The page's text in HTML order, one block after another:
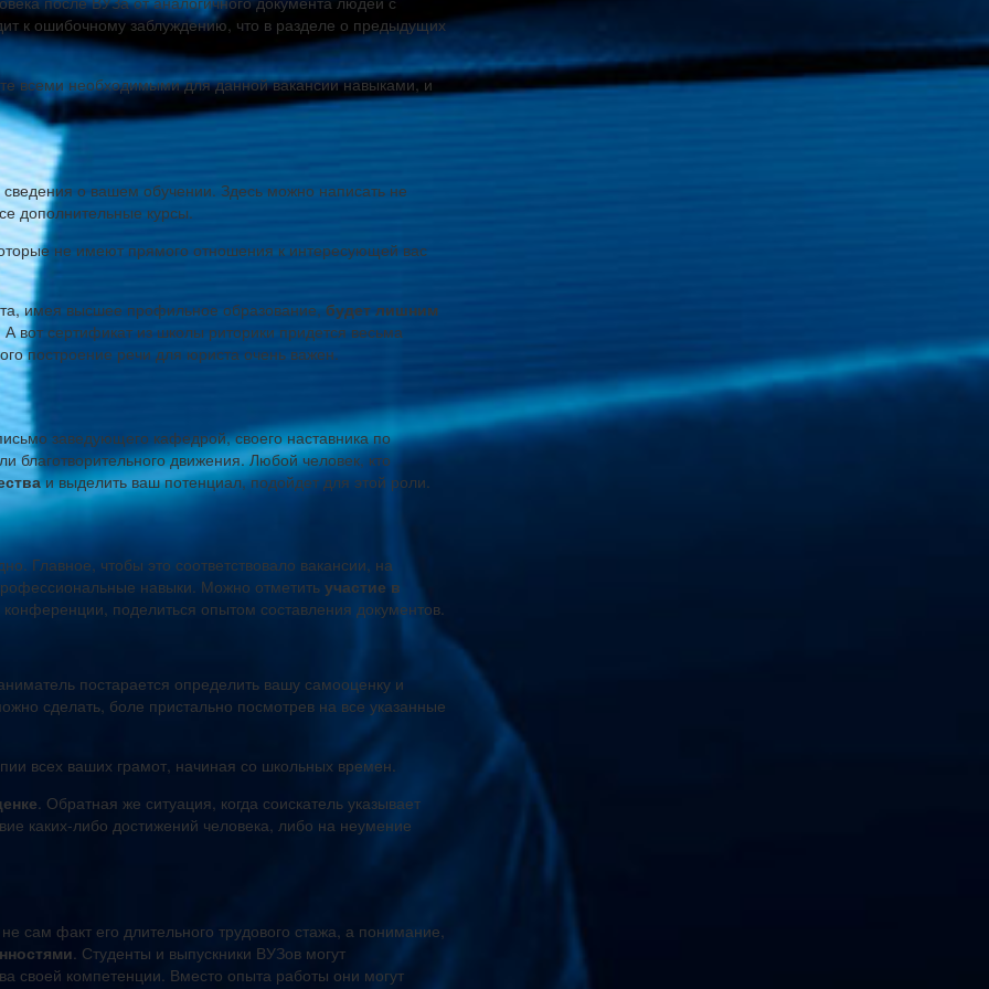
к ошибочному заблуждению, что в разделе о предыдущих
всеми необходимыми для данной вакансии навыками, и
о вашем обучении. Здесь можно написать не
дополнительные курсы.
не имеют прямого отношения к интересующей вас
имея высшее профильное образование, будет лишним
вот сертификат из школы риторики придется весьма
построение речи для юриста очень важен.
заведующего кафедрой, своего наставника по
благотворительного движения. Любой человек, кто
и выделить ваш потенциал, подойдет для этой роли.
Главное, чтобы это соответствовало вакансии, на
навыки. Можно отметить участие в
поделиться опытом составления документов.
постарается определить вашу самооценку и
сделать, боле пристально посмотрев на все указанные
всех ваших грамот, начиная со школьных времен.
. Обратная же ситуация, когда соискатель указывает
каких-либо достижений человека, либо на неумение
сам факт его длительного трудового стажа, а понимание,
. Студенты и выпускники ВУЗов могут
своей компетенции. Вместо опыта работы они могут